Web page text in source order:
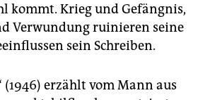
kommt. Krieg und Gefängnis,
Verwundung ruinieren seine
sein ­Schreiben.
(1946) erzählt vom Mann aus